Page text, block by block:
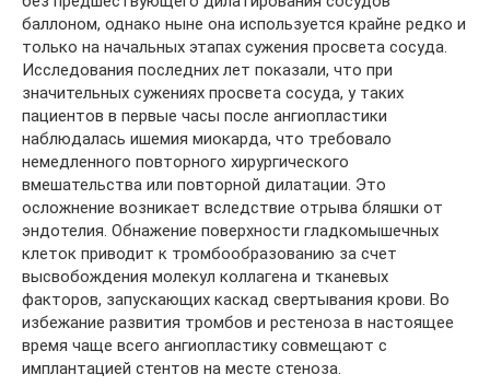
баллоном, однако ныне она используется крайне редко и
только на начальных этапах сужения просвета сосуда.
Исследования последних лет показали, что при
значительных сужениях просвета сосуда, у таких
пациентов в первые часы после ангиопластики
наблюдалась ишемия миокарда, что требовало
немедленного повторного хирургического
вмешательства или повторной дилатации. Это
осложнение возникает вследствие отрыва бляшки от
эндотелия. Обнажение поверхности гладкомышечных
клеток приводит к тромбообразованию за счет
высвобождения молекул коллагена и тканевых
факторов, запускающих каскад свертывания крови. Во
избежание развития тромбов и рестеноза в настоящее
время чаще всего ангиопластику совмещают с
имплантацией стентов на месте стеноза.